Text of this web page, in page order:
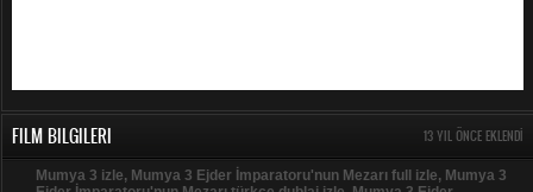
FILM BILGILERI 13 YIL ÖNCE EKLENDI
Mumya 3 izle, Mumya 3 Ejder İmparatoru'nun Mezarı full izle, Mumya 3